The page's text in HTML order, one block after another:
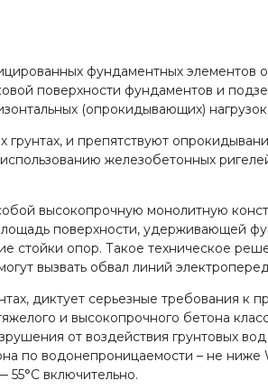
фундаментных элементов
поверхности фундаментов и
(опрокидывающих) нагрузок.
и препятствуют
железобетонных
высокопрочную монолитную
поверхности, удерживающей
стойки опор. Такое техническое
вызвать обвал линий
диктует серьезные требования к
и высокопрочного бетона
от воздействия грунтовых
по водонепроницаемости – не
включительно.